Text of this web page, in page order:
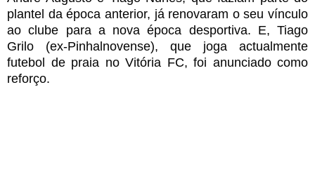
plantel da época anterior, já renovaram o seu vínculo
ao clube para a nova época desportiva. E, Tiago
Grilo (ex-Pinhalnovense), que joga actualmente
futebol de praia no Vitória FC, foi anunciado como
reforço.